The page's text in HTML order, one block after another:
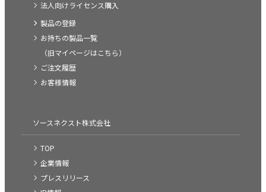
法人向けライセンス購入
製品の登録
お持ちの製品一覧
（旧マイページはこちら）
ご注文履歴
お客様情報
ソースネクスト株式会社
TOP
企業情報
プレスリリース